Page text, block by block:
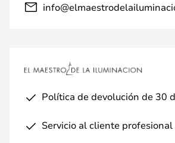
Política de devolución de 30
Servicio al cliente profesional